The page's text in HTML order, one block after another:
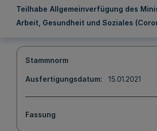
Teilhabe Allgemeinverfügung des
Arbeit, Gesundheit und Soziales
Stammnorm
Ausfertigungsdatum 15.01.2021
Fassung